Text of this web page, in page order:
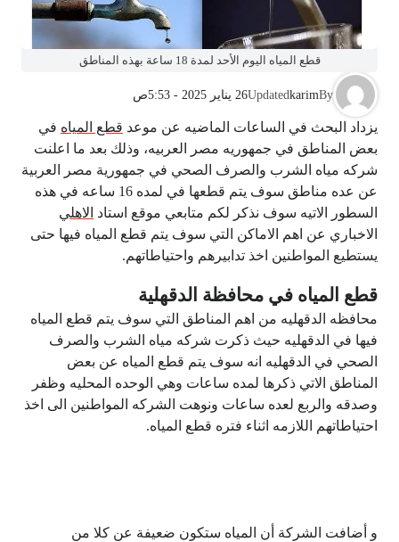
قطع المياه اليوم الأحد لمدة 18 ساعة بهذه المناطق
By
karim
Updated26 يناير 2025 - 5:53ص
يزداد البحث في الساعات الماضيه عن موعد قطع المياه في
بعض المناطق في جمهوريه مصر العربيه، وذلك بعد ما اعلنت
شركه مياه الشرب والصرف الصحي في جمهورية مصر العربية
عن عده مناطق سوف يتم قطعها في لمده 16 ساعه في هذه
السطور الاتيه سوف نذكر لكم متابعي موقع استاد الاهلي
الاخباري عن اهم الاماكن التي سوف يتم قطع المياه فيها حتى
يستطيع المواطنين اخذ تدابيرهم واحتياطاتهم.
قطع المياه في محافظة الدقهلية
محافظه الدقهليه من اهم المناطق التي سوف يتم قطع المياه
فيها في الدقهليه حيث ذكرت شركه مياه الشرب والصرف
الصحي في الدقهليه انه سوف يتم قطع المياه عن بعض
المناطق الاتي ذكرها لمده ساعات وهي الوحده المحليه وظفر
وصدقه والربع لعده ساعات ونوهت الشركه المواطنين الى اخذ
احتياطاتهم اللازمه اثناء فتره قطع المياه.
و أضافت الشركة أن المياه ستكون ضعيفة عن كلا من